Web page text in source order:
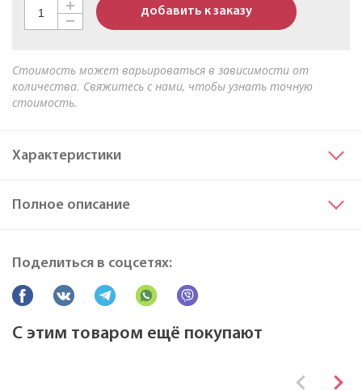
добавить к заказу
Стоимость может варьироваться в зависимости от
количества. Свяжитесь с нами, чтобы узнать точную
стоимость.
Характеристики
Исполнение жил
мк
Полное описание
Поделиться в соцсетях:
С этим товаром ещё покупают